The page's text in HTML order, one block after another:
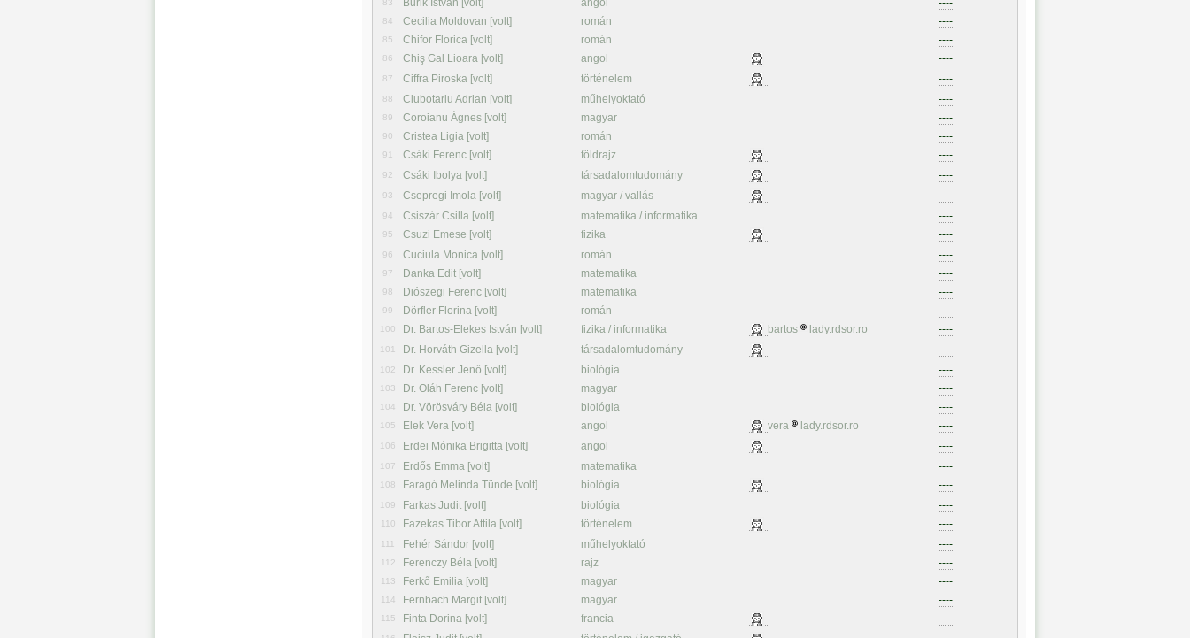
83 Burik István [volt] angol ----
84 Cecilia Moldovan [volt] román ----
85 Chifor Florica [volt] román ----
86 Chiş Gal Lioara [volt] angol ----
87 Ciffra Piroska [volt] történelem ----
88 Ciubotariu Adrian [volt] műhelyoktató ----
89 Coroianu Ágnes [volt] magyar ----
90 Cristea Ligia [volt] román ----
91 Csáki Ferenc [volt] földrajz ----
92 Csáki Ibolya [volt] társadalomtudomány ----
93 Csepregi Imola [volt] magyar / vallás ----
94 Csiszár Csilla [volt] matematika / informatika ----
95 Csuzi Emese [volt] fizika ----
96 Cuciula Monica [volt] román ----
97 Danka Edit [volt] matematika ----
98 Diószegi Ferenc [volt] matematika ----
99 Dörfler Florina [volt] román ----
100 Dr. Bartos-Elekes István [volt] fizika / informatika bartos lady.rdsor.ro ----
101 Dr. Horváth Gizella [volt] társadalomtudomány ----
102 Dr. Kessler Jenő [volt] biológia ----
103 Dr. Oláh Ferenc [volt] magyar ----
104 Dr. Vörösváry Béla [volt] biológia ----
105 Elek Vera [volt] angol vera lady.rdsor.ro ----
106 Erdei Mónika Brigitta [volt] angol ----
107 Erdős Emma [volt] matematika ----
108 Faragó Melinda Tünde [volt] biológia ----
109 Farkas Judit [volt] biológia ----
110 Fazekas Tibor Attila [volt] történelem ----
111 Fehér Sándor [volt] műhelyoktató ----
112 Ferenczy Béla [volt] rajz ----
113 Ferkő Emilia [volt] magyar ----
114 Fernbach Margit [volt] magyar ----
115 Finta Dorina [volt] francia ----